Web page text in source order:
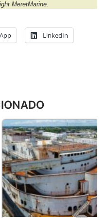
MeretMarine.
LinkedIn